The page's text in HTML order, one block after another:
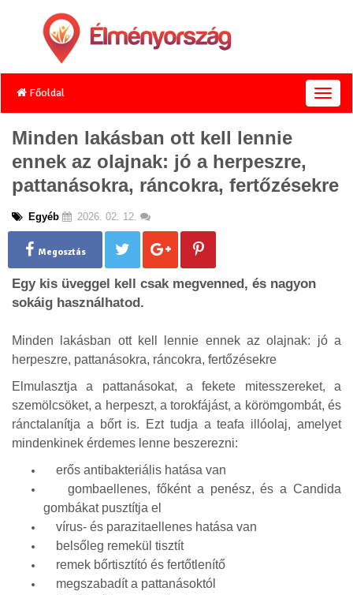
Főoldal
T
o
n
Minden lakásban ott kell lennie
ennek az olajnak: jó a herpeszre,
pattanásokra, ráncokra, fertőzésekre
Egyéb 2026. 02. 12.
Megosztás
Egy kis üveggel kell csak megvenned, és nagyon
sokáig használhatod.
Minden lakásban ott kell lennie ennek az olajnak: jó a
herpeszre, pattanásokra, ráncokra, fertőzésekre
Elmulasztja a pattanásokat, a fekete mitesszereket, a
szemölcsöket, a herpeszt, a torokfájást, a körömgombát, és
ránctalanítja a bőrt is. Ezt tudja a teafa illóolaj, amelyet
mindenkinek érdemes lenne beszerezni:
erős antibakteriális hatása van
gombaellenes, főként a penész, és a Candida
gombákat pusztítja el
vírus- és parazitaellenes hatása van
belsőleg remekül tisztít
remek bőrtisztító és fertőtlenítő
megszabadít a pattanásoktól